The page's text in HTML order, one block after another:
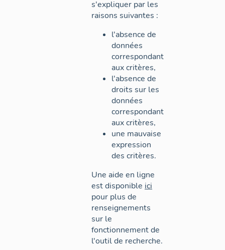
s'expliquer par les
raisons suivantes :
l'absence de
données
correspondant
aux critères,
l'absence de
droits sur les
données
correspondant
aux critères,
une mauvaise
expression
des critères.
Une aide en ligne
est disponible ici
pour plus de
renseignements
sur le
fonctionnement de
l'outil de recherche.